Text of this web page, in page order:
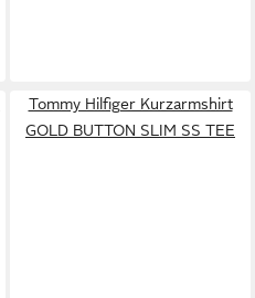
Tommy Hilfiger Kurzarmshirt
GOLD BUTTON SLIM SS TEE